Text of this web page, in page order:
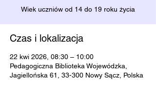
Wiek uczniów od 14 do 19 roku życia
Czas i lokalizacja
22 kwi 2026, 08:30 – 10:00
Pedagogiczna Biblioteka Wojewódzka,
Jagiellońska 61, 33-300 Nowy Sącz, Polska